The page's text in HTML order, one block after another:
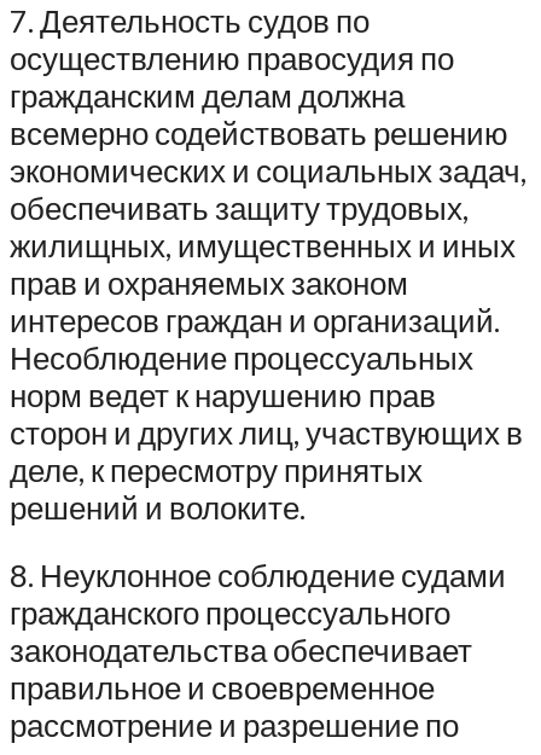
7. Деятельность судов по
осуществлению правосудия по
гражданским делам должна
всемерно содействовать решению
экономических и социальных задач,
обеспечивать защиту трудовых,
жилищных, имущественных и иных
прав и охраняемых законом
интересов граждан и организаций.
Несоблюдение процессуальных
норм ведет к нарушению прав
сторон и других лиц, участвующих в
деле, к пересмотру принятых
решений и волоките.
8. Неуклонное соблюдение судами
гражданского процессуального
законодательства обеспечивает
правильное и своевременное
рассмотрение и разрешение по